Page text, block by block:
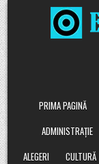
Skip
to
content
PRIMA PAGINĂ
ADMINISTRAȚIE
ALEGERI
CULTURĂ